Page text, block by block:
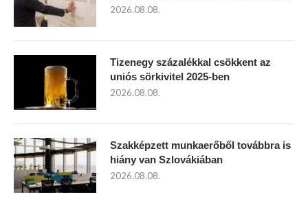
2026.08.08.
Tizenegy százalékkal csökkent az
uniós sörkivitel 2025-ben
2026.08.08.
Szakképzett munkaerőből továbbra is
hiány van Szlovákiában
2026.08.08.